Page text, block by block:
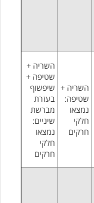
השריה +
שטיפה:
נמצאו
חלקי
חרקים
השריה +
שטיפה +
שיפשוף
בעזרת
מברשת
שיניים:
נמצאו
חלקי
חרקים